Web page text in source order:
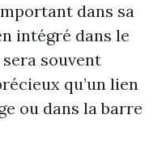
dans sa
intégré dans le
souvent
qu’un lien
ou dans la barre